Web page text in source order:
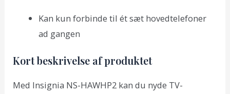
Kan kun forbinde til ét sæt hovedtelefoner
ad gangen
Kort beskrivelse af produktet
Med Insignia NS-HAWHP2 kan du nyde TV-